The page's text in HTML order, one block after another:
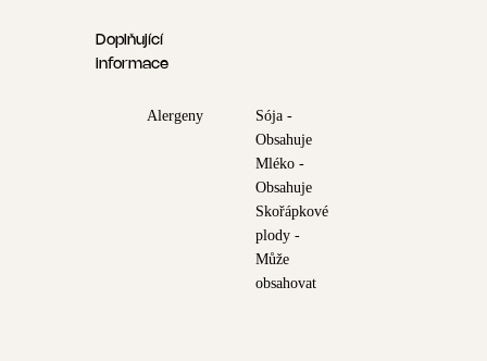
Doplňující
informace
Alergeny
Sója -
Obsahuje
Mléko -
Obsahuje
Skořápkové
plody -
Může
obsahovat